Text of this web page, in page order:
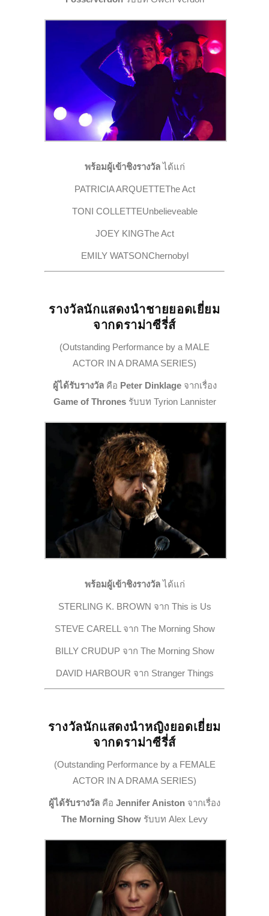
พร้อมผู้เข้าชิงรางวัลได้แก่
PATRICIA ARQUETTEThe Act
TONI COLLETTEUnbelieveable
JOEY KINGThe Act
EMILY WATSONChernobyl
รางวัลนักแสดงนำชายยอดเยี่ยม
จากดราม่าซีรี่ส์
(Outstanding Performance by a MALE
ACTOR IN A DRAMA SERIES)
ผู้ได้รับรางวัล คือ Peter Dinklageจากเรื่อง
Game of Thronesรับบท Tyrion Lannister
พร้อมผู้เข้าชิงรางวัลได้แก่
STERLING K. BROWN จาก This is Us
STEVE CARELL จาก The Morning Show
BILLY CRUDUP จาก The Morning Show
DAVID HARBOUR จาก Stranger Things
รางวัลนักแสดงนำหญิงยอดเยี่ยม
จากดราม่าซีรี่ส์
(Outstanding Performance by a FEMALE
ACTOR IN A DRAMA SERIES)
ผู้ได้รับรางวัล คือ Jennifer Aniston จากเรื่อง
The Morning Show รับบท Alex Levy